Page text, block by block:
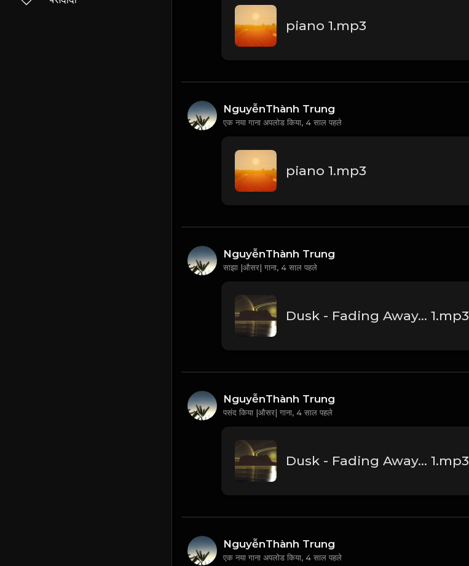
piano 1.mp3
NguyễnThành Trung
एक नया गाना अपलोड किया, 4 साल पहले
piano 1.mp3
NguyễnThành Trung
साझा |औसर| गाना, 4 साल पहले
Dusk - Fading Away... 1.mp3
NguyễnThành Trung
पसंद किया |औसर| गाना, 4 साल पहले
Dusk - Fading Away... 1.mp3
NguyễnThành Trung
एक नया गाना अपलोड किया, 4 साल पहले